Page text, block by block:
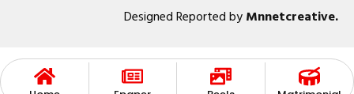
Designed Reported byMnnetcreative.